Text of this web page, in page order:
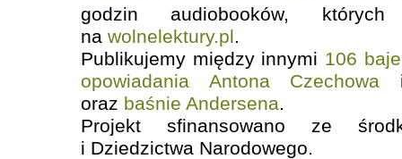
godzin audiobooków, których
na wolnelektury.pl.
Publikujemy między innymi 106
opowiadania Antona Czechowa
oraz baśnie Andersena.
Projekt sfinansowano ze
i Dziedzictwa Narodowego.